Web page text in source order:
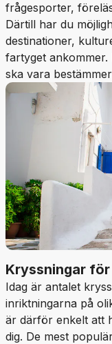
frågesporter,
Därtill har du
destinationer,
fartyget
ska vara
Kryssningar för
Idag är antalet
inriktningarna på
är därför enkelt att
dig. De mest